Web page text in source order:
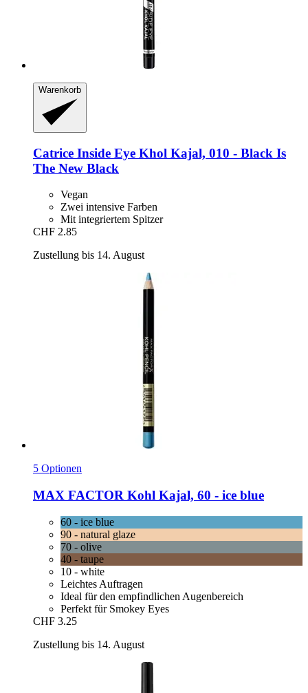
Warenkorb
Catrice Inside Eye Khol Kajal, 010 -​ Black Is
The New Black
Vegan
Zwei intensive Farben
Mit integriertem Spitzer
CHF 2.85
Zustellung bis 14. August
5 Optionen
MAX FACTOR Kohl Kajal, 60 -​ ice blue
60 - ice blue
90 - natural glaze
70 - olive
40 - taupe
10 - white
Leichtes Auftragen
Ideal für den empfindlichen Augenbereich
Perfekt für Smokey Eyes
CHF 3.25
Zustellung bis 14. August